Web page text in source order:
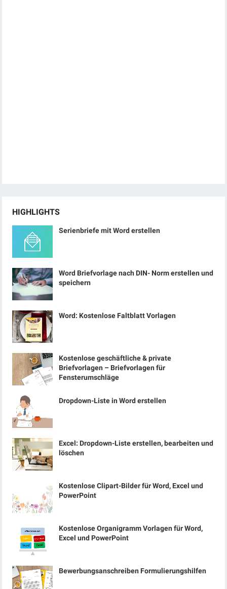
HIGHLIGHTS
Serienbriefe mit Word erstellen
Word Briefvorlage nach DIN- Norm erstellen und
speichern
Word: Kostenlose Faltblatt Vorlagen
Kostenlose geschäftliche & private
Briefvorlagen – Briefvorlagen für
Fensterumschläge
Dropdown-Liste in Word erstellen
Excel: Dropdown-Liste erstellen, bearbeiten und
löschen
Kostenlose Clipart-Bilder für Word, Excel und
PowerPoint
Kostenlose Organigramm Vorlagen für Word,
Excel und PowerPoint
Bewerbungsanschreiben Formulierungshilfen